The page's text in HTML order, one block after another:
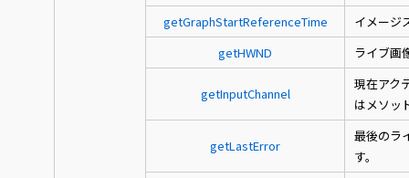
getGraphStartReferenceTime
イメージ
getHWND
ライブ画
getInputChannel
現在アク
はメソッ
getLastError
最後のラ
す。